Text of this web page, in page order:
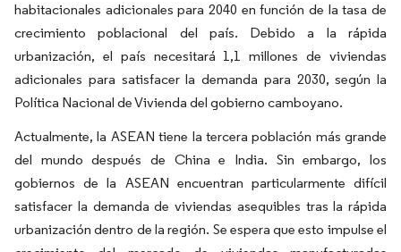
habitacionales adicionales para 2040 en función de la tasa de
crecimiento poblacional del país. Debido a la rápida
urbanización, el país necesitará 1,1 millones de viviendas
adicionales para satisfacer la demanda para 2030, según la
Política Nacional de Vivienda del gobierno camboyano.
Actualmente, la ASEAN tiene la tercera población más grande
del mundo después de China e India. Sin embargo, los
gobiernos de la ASEAN encuentran particularmente difícil
satisfacer la demanda de viviendas asequibles tras la rápida
urbanización dentro de la región. Se espera que esto impulse el